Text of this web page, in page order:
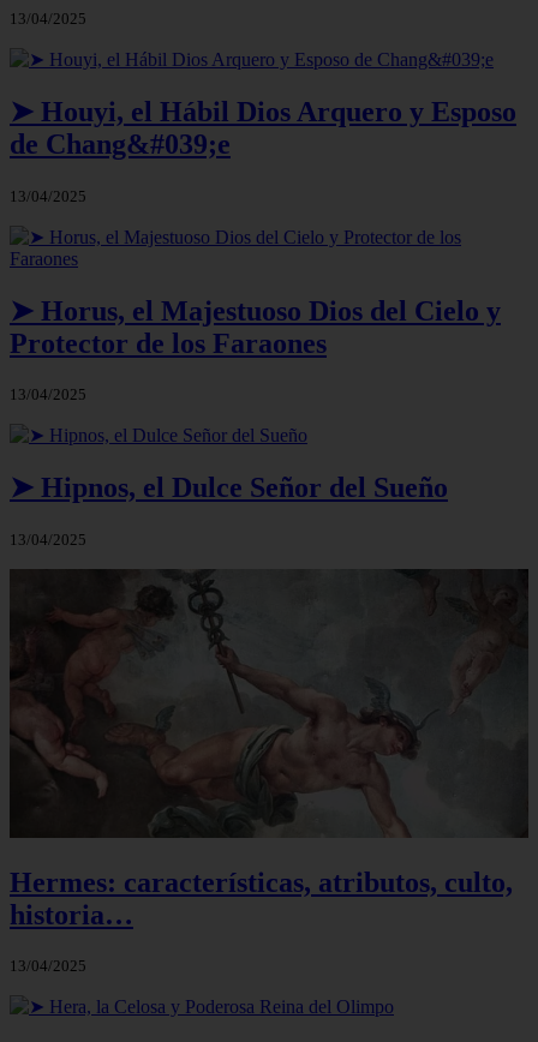
13/04/2025
➤ Houyi, el Hábil Dios Arquero y Esposo
de Chang&#039;e
13/04/2025
➤ Horus, el Majestuoso Dios del Cielo y
Protector de los Faraones
13/04/2025
➤ Hipnos, el Dulce Señor del Sueño
13/04/2025
Hermes: características, atributos, culto,
historia…
13/04/2025